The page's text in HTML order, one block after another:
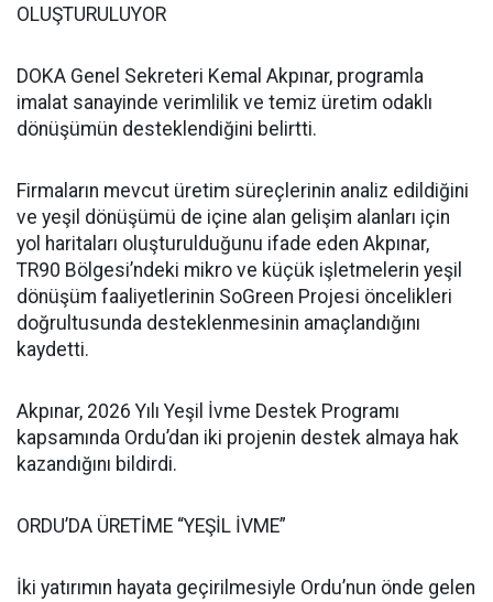
OLUŞTURULUYOR
DOKA Genel Sekreteri Kemal Akpınar, programla
imalat sanayinde verimlilik ve temiz üretim odaklı
dönüşümün desteklendiğini belirtti.
Firmaların mevcut üretim süreçlerinin analiz edildiğini
ve yeşil dönüşümü de içine alan gelişim alanları için
yol haritaları oluşturulduğunu ifade eden Akpınar,
TR90 Bölgesi’ndeki mikro ve küçük işletmelerin yeşil
dönüşüm faaliyetlerinin SoGreen Projesi öncelikleri
doğrultusunda desteklenmesinin amaçlandığını
kaydetti.
Akpınar, 2026 Yılı Yeşil İvme Destek Programı
kapsamında Ordu’dan iki projenin destek almaya hak
kazandığını bildirdi.
ORDU’DA ÜRETİME “YEŞİL İVME”
İki yatırımın hayata geçirilmesiyle Ordu’nun önde gelen